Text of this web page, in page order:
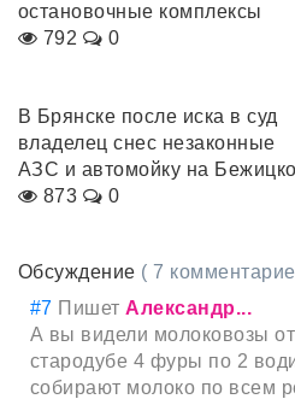
остановочные комплексы
792
0
В Брянске после иска в суд
владелец снес незаконные
АЗС и автомойку на
873
0
Обсуждение ( 7
#7 Пишет Александр...
А вы видели молоковозы от
стародубе 4 фуры по 2
собирают молоко по всем